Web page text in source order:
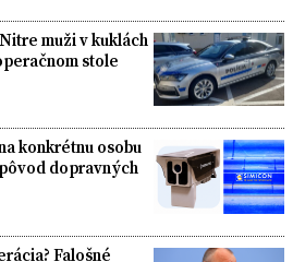
muži v kuklách
stole
konkrétnu osobu
dopravných
Falošné